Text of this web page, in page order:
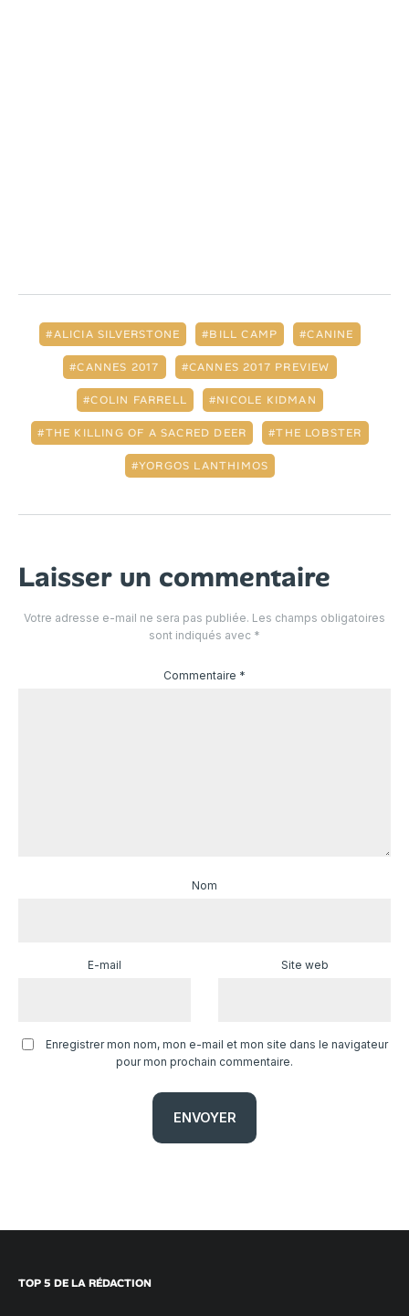
ALICIA SILVERSTONE BILL CAMP CANINE
CANNES 2017 CANNES 2017 PREVIEW
COLIN FARRELL NICOLE KIDMAN
THE KILLING OF A SACRED DEER THE LOBSTER
YORGOS LANTHIMOS
Laisser un commentaire
Votre adresse e-mail ne sera pas publiée. Les champs obligatoires
sont indiqués avec *
Commentaire *
Nom
E-mail Site web
Enregistrer mon nom, mon e-mail et mon site dans le navigateur
pour mon prochain commentaire.
TOP 5 DE LA RÉDACTION